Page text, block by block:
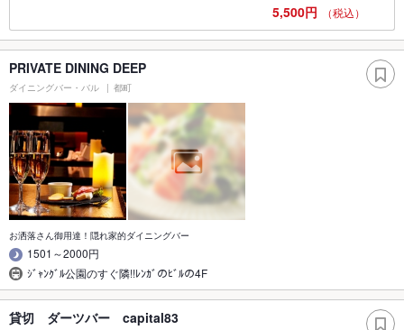
5,500円 （税込）
PRIVATE DINING DEEP
ダイニングバー・バル 都町
お洒落さん御用達！隠れ家的ダイニングバー
1501～2000円
ｼﾞｬﾝｸﾞﾙ公園のすぐ隣!!ﾚﾝｶﾞのﾋﾞﾙの4F
貸切 ダーツバー capital83